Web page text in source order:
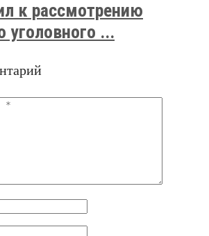
к рассмотрению
уголовного ...